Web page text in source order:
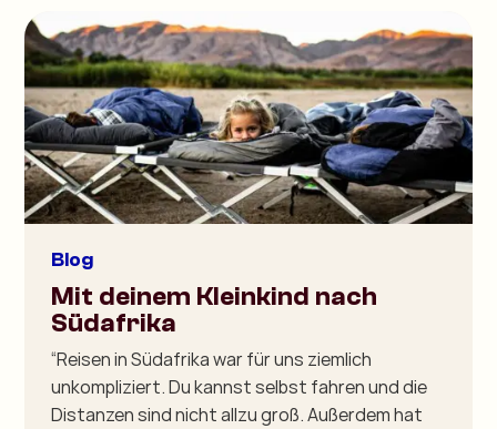
Blog
Mit deinem Kleinkind nach
Südafrika
“Reisen in Südafrika war für uns ziemlich
unkompliziert. Du kannst selbst fahren und die
Distanzen sind nicht allzu groß. Außerdem hat